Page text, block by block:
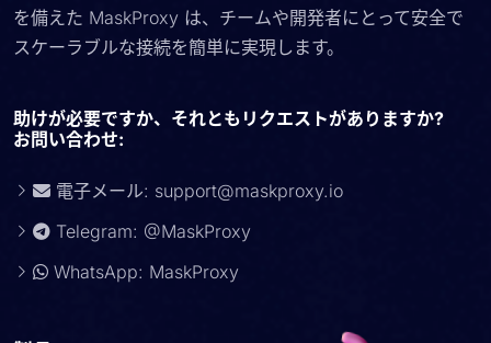
を備えた MaskProxy は、チームや開発者にとって安全で
スケーラブルな接続を簡単に実現します。
助けが必要ですか、それともリクエストがありますか?
お問い合わせ:
電子メール: support@maskproxy.io
Telegram: @MaskProxy
WhatsApp: MaskProxy